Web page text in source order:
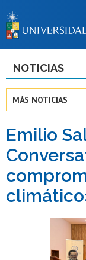
NOTICIAS
MÁS NOTICIAS
Emilio